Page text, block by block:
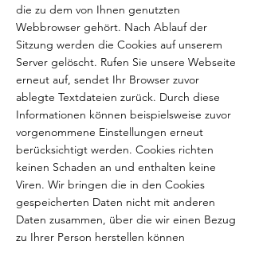
die zu dem von Ihnen genutzten
Webbrowser gehört. Nach Ablauf der
Sitzung werden die Cookies auf unserem
Server gelöscht. Rufen Sie unsere Webseite
erneut auf, sendet Ihr Browser zuvor
ablegte Textdateien zurück. Durch diese
Informationen können beispielsweise zuvor
vorgenommene Einstellungen erneut
berücksichtigt werden. Cookies richten
keinen Schaden an und enthalten keine
Viren. Wir bringen die in den Cookies
gespeicherten Daten nicht mit anderen
Daten zusammen, über die wir einen Bezug
zu Ihrer Person herstellen können